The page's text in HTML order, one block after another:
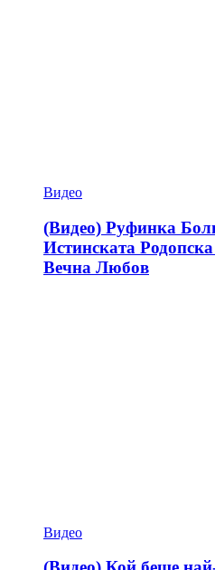
Видео
(Видео) Руфинка
Истинската
Вечна Любов
Видео